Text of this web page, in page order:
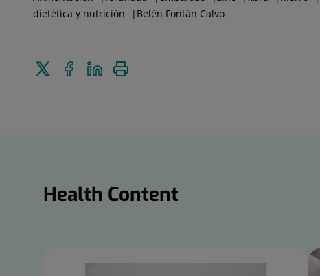
dietética y nutrición
Belén Fontán Calvo
Tweet
this
Share
on
Share
Health Content